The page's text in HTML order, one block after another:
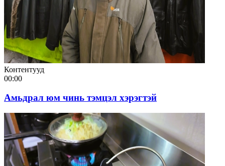
Контентууд
00:00
Амьдрал юм чинь тэмцэл хэрэгтэй